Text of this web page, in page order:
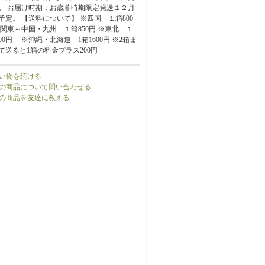
お届け時期：お歳暮時期限定発送１２月
定。 【送料について】 ※四国 １箱800
東～中国・九州 １箱850円 ※東北 １
円 ※沖縄・北海道 1箱1600円 ※2箱ま
送ると1箱の料金プラス200円
物を続ける
商品について問い合わせる
商品を友達に教える